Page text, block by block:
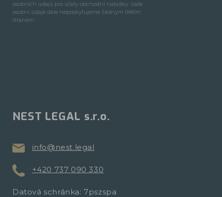
osobních údajů pro účely obchodní nabídky. Vaše
osobní údaje dále neposkytujeme žádným třetím
stranám.
NEST LEGAL s.r.o.
info@nest.legal
+420 737 090 330
Datová schránka: 7pszspa